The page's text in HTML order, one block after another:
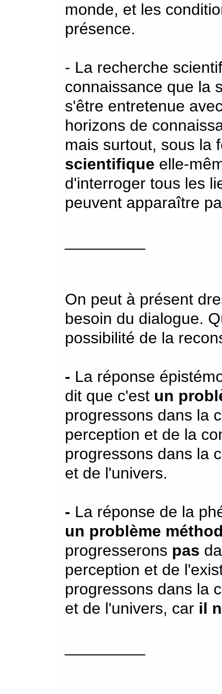
monde, et les
présence.
- La recherche
connaissance que la
s'être entretenue
horizons de
mais surtout, sous la
scientifique elle-
d'interroger tous les
peuvent apparaître
On peut à présent
besoin du dialogue.
possibilité de la
- La réponse
dit que c'est un
progressons dans la
perception et de la
progressons dans la
et de l'univers.
- La réponse de la
un problème
progresserons pas
perception et de
progressons dans la
et de l'univers, car il